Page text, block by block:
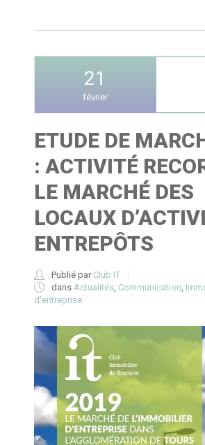
21
février
ETUDE DE
: ACTIVITÉ
LE MARCHÉ DES
LOCAUX
ENTREPÔTS
Publié par Club IT
dans Actualités Communication
d'entreprise